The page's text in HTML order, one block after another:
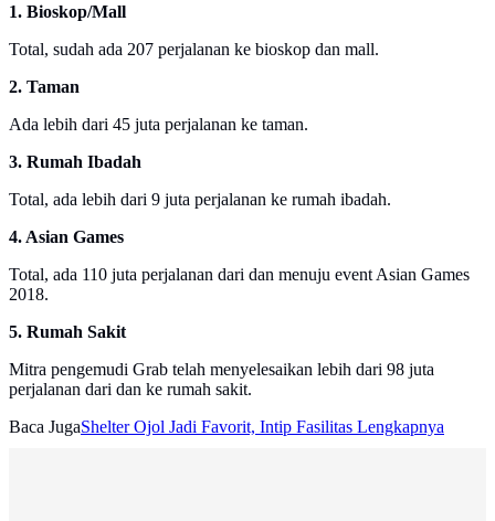
1. Bioskop/Mall
Total, sudah ada 207 perjalanan ke bioskop dan mall.
2. Taman
Ada lebih dari 45 juta perjalanan ke taman.
3. Rumah Ibadah
Total, ada lebih dari 9 juta perjalanan ke rumah ibadah.
4. Asian Games
Total, ada 110 juta perjalanan dari dan menuju event Asian Games
2018.
5. Rumah Sakit
Mitra pengemudi Grab telah menyelesaikan lebih dari 98 juta
perjalanan dari dan ke rumah sakit.
Baca JugaShelter Ojol Jadi Favorit, Intip Fasilitas Lengkapnya